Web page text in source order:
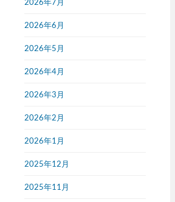
2026年7月
2026年6月
2026年5月
2026年4月
2026年3月
2026年2月
2026年1月
2025年12月
2025年11月